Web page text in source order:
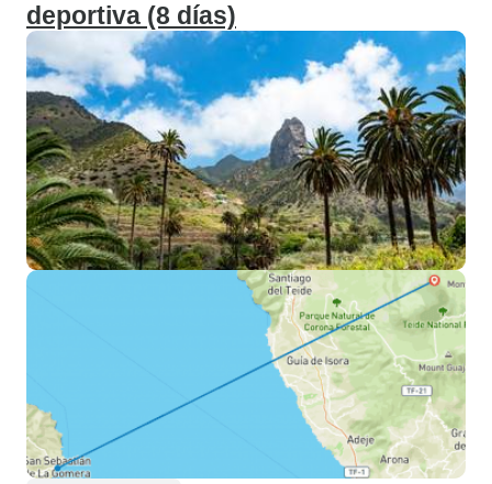
deportiva (8 días)